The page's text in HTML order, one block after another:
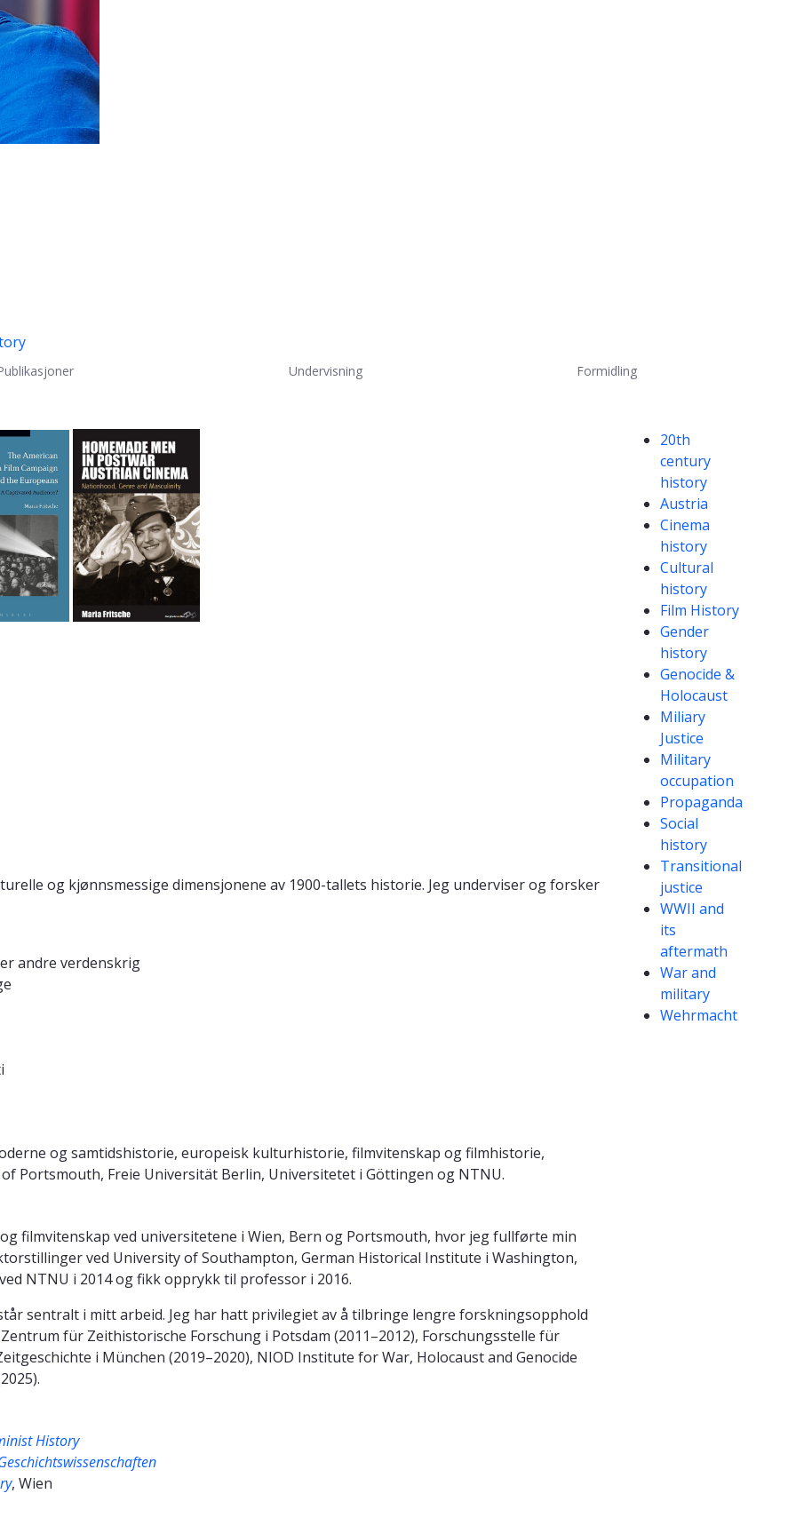
Undervisning Formidling
og kjønnsmessige dimensjonene av 1900-tallets historie. Jeg underviser og forsker
andre verdenskrig
og samtidshistorie, europeisk kulturhistorie, filmvitenskap og filmhistorie,
Portsmouth, Freie Universität Berlin, Universitetet i Göttingen og NTNU.
filmvitenskap ved universitetene i Wien, Bern og Portsmouth, hvor jeg fullførte min
ved University of Southampton, German Historical Institute i Washington,
NTNU i 2014 og fikk opprykk til professor i 2016.
sentralt i mitt arbeid. Jeg har hatt privilegiet av å tilbringe lengre forskningsopphold
für Zeithistorische Forschung i Potsdam (2011–2012), Forschungsstelle für
i München (2019–2020), NIOD Institute for War, Holocaust and Genocide
History
, Wien
Kompetanseord
20th
century
history
Austria
Cinema
history
Cultural
history
Film History
Gender
history
Genocide &
Holocaust
Miliary
Justice
Military
occupation
Propaganda
Social
history
Transitional
justice
WWII and
its
aftermath
War and
military
Wehrmacht